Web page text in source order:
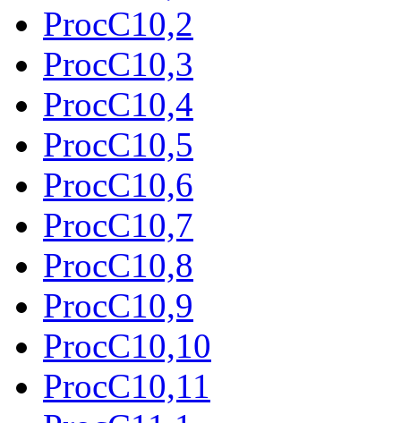
ProcC10,2
ProcC10,3
ProcC10,4
ProcC10,5
ProcC10,6
ProcC10,7
ProcC10,8
ProcC10,9
ProcC10,10
ProcC10,11